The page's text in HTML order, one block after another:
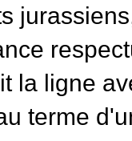
la ligne
terme